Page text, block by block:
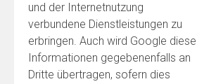
und der Internetnutzung
verbundene Dienstleistungen zu
erbringen. Auch wird Google diese
Informationen gegebenenfalls an
Dritte übertragen, sofern dies